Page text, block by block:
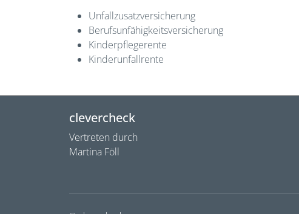
Unfallzusatzversicherung
Berufsunfähigkeitsversicherung
Kinderpflegerente
Kinderunfallrente
clevercheck
Vertreten durch
Martina Föll